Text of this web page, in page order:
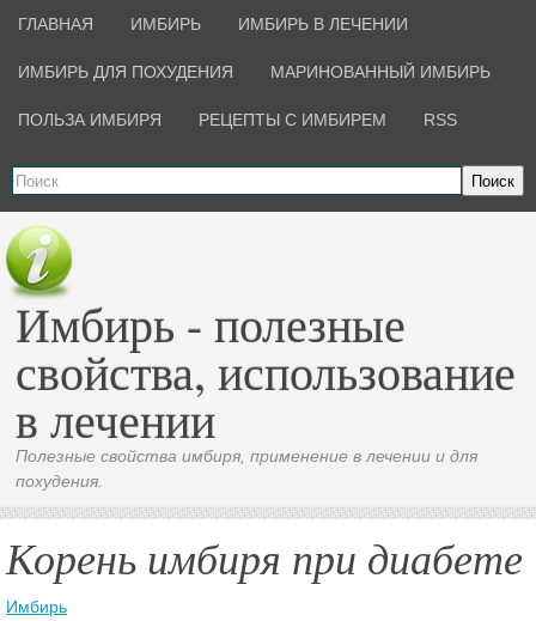
ГЛАВНАЯ ИМБИРЬ ИМБИРЬ В ЛЕЧЕНИИ
ИМБИРЬ ДЛЯ ПОХУДЕНИЯ МАРИНОВАННЫЙ ИМБИРЬ
ПОЛЬЗА ИМБИРЯ РЕЦЕПТЫ С ИМБИРЕМ RSS
Поиск
Имбирь - полезные
свойства, использование
в лечении
Полезные свойства имбиря, применение в лечении и для
похудения.
Корень имбиря при диабете
Имбирь